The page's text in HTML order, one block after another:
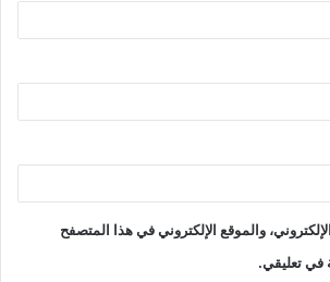
والموقع الإلكتروني في هذا المتصفح
في تعليقي.